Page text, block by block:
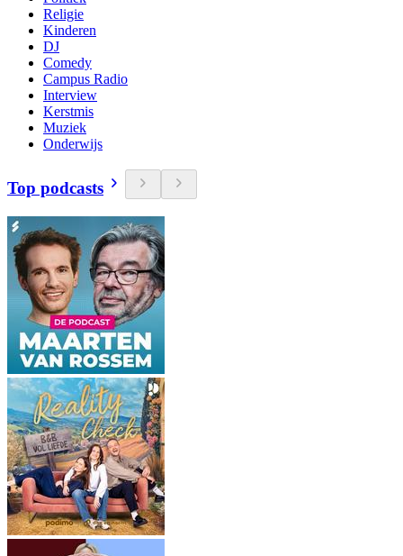
Religie
Kinderen
DJ
Comedy
Campus Radio
Interview
Kerstmis
Muziek
Onderwijs
Top podcasts